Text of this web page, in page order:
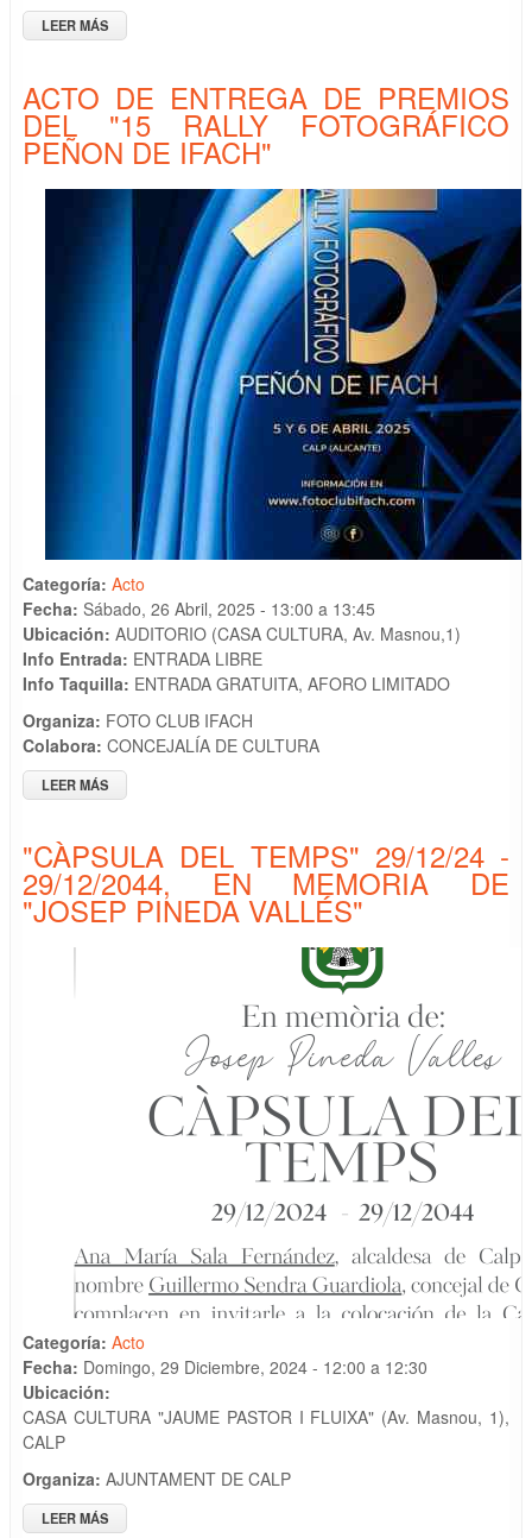
LEER MÁS
Y CONCIERTO UNIÓN MUSICAL
ACTO DE ENTREGA DE PREMIOS
DEL "15 RALLY FOTOGRÁFICO
PEÑON DE IFACH"
Categoría: Acto
Fecha: Sábado, 26 Abril, 2025 - 13:00 a 13:45
Ubicación: AUDITORIO (CASA CULTURA, Av. Masnou,1)
Info Entrada: ENTRADA LIBRE
Info Taquilla: ENTRADA GRATUITA, AFORO LIMITADO
Organiza: FOTO CLUB IFACH
Colabora: CONCEJALÍA DE CULTURA
LEER MÁS
FOTOGRÁFICO PEÑON DE IFACH"
"CÀPSULA DEL TEMPS" 29/12/24 -
29/12/2044, EN MEMORIA DE
"JOSEP PINEDA VALLÉS"
Categoría: Acto
Fecha: Domingo, 29 Diciembre, 2024 - 12:00 a 12:30
Ubicación:
CASA CULTURA "JAUME PASTOR I FLUIXA" (Av. Masnou, 1),
CALP
Organiza: AJUNTAMENT DE CALP
LEER MÁS
MEMORIA DE "JOSEP PINEDA VALLÉS"